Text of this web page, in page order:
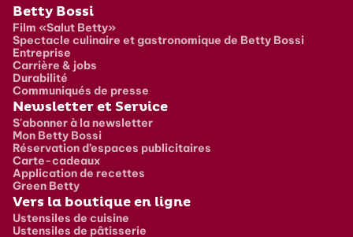
Pied de page
Betty Bossi
Film «Salut Betty»
Spectacle culinaire et gastronomique de Betty Bossi
Entreprise
Carrière & jobs
Durabilité
Communiqués de presse
Newsletter et Service
S'abonner à la newsletter
Mon Betty Bossi
Réservation d’espaces publicitaires
Carte-cadeaux
Application de recettes
Green Betty
Vers la boutique en ligne
Ustensiles de cuisine
Ustensiles de pâtisserie